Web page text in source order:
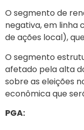
O segmento de
negativa, em linha
de ações local),
O segmento
afetado pela alta
sobre as eleições
econômica que
PGA: